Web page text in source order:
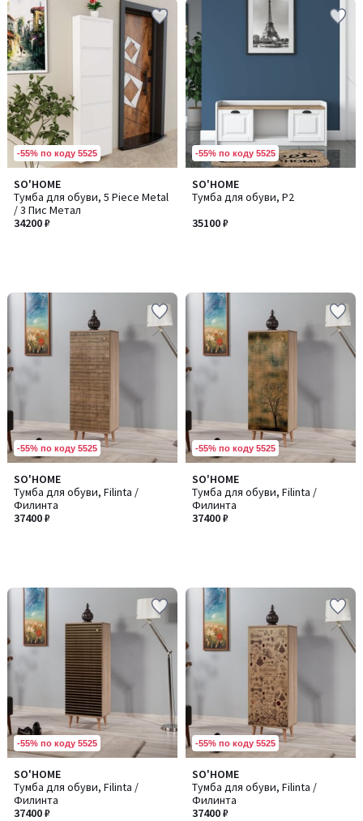
-55% по коду 5525
SO'HOME
Тумба для обуви, 5 Piece Metal
/ 3 Пис Метал
34200 ₽
-55% по коду 5525
SO'HOME
Тумба для обуви, P2
35100 ₽
-55% по коду 5525
SO'HOME
Тумба для обуви, Filinta /
Филинта
37400 ₽
-55% по коду 5525
SO'HOME
Тумба для обуви, Filinta /
Филинта
37400 ₽
-55% по коду 5525
SO'HOME
Тумба для обуви, Filinta /
Филинта
37400 ₽
-55% по коду 5525
SO'HOME
Тумба для обуви, Filinta /
Филинта
37400 ₽